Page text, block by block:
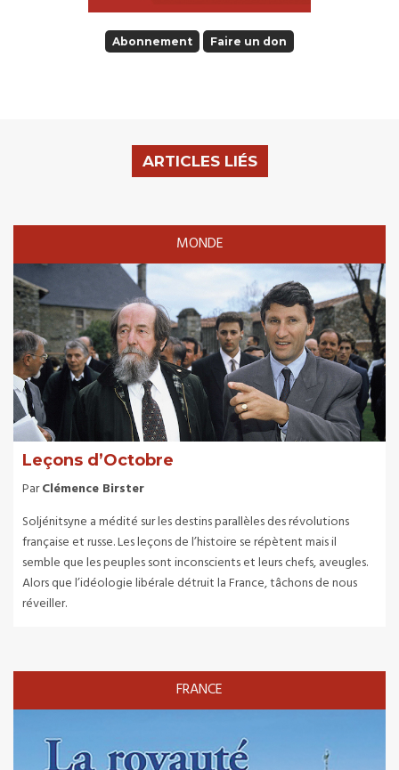
Abonnement Faire un don
ARTICLES LIÉS
MONDE
Leçons d’Octobre
ParClémence Birster
Soljénitsyne a médité sur les destins parallèles des révolutions
française et russe. Les leçons de l’histoire se répètent mais il
semble que les peuples sont inconscients et leurs chefs, aveugles.
Alors que l’idéologie libérale détruit la France, tâchons de nous
réveiller.
FRANCE